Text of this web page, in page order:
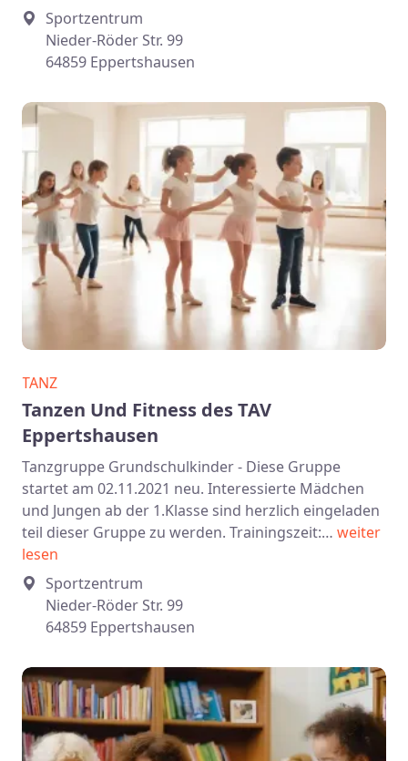
Sportzentrum
Nieder-Röder Str. 99
64859 Eppertshausen
TANZ
Tanzen Und Fitness des TAV
Eppertshausen
Tanzgruppe Grundschulkinder - Diese Gruppe
startet am 02.11.2021 neu. Interessierte Mädchen
und Jungen ab der 1.Klasse sind herzlich eingeladen
teil dieser Gruppe zu werden. Trainingszeit:… weiter
lesen
Sportzentrum
Nieder-Röder Str. 99
64859 Eppertshausen